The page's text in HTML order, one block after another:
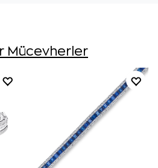
Mücevherler